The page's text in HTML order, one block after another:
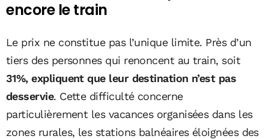
encore le train
Le prix ne constitue pas l’unique limite. Près d’un
tiers des personnes qui renoncent au train, soit
31%, expliquent que leur destination n’est pas
desservie. Cette difficulté concerne
particulièrement les vacances organisées dans les
zones rurales, les stations balnéaires éloignées des